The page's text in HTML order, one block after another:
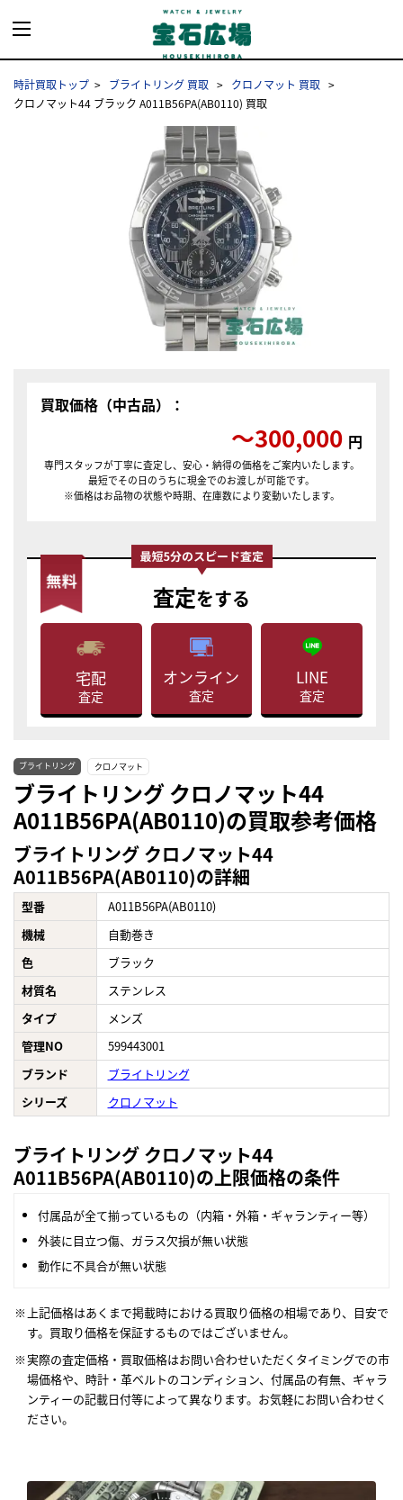
時計買取トップ ブライトリング 買取
クロノマット 買取
クロノマット44 ブラック A011B56PA(AB0110) 買取
買取価格（中古品）：
〜300,000 円
専門スタッフが丁寧に査定し、安心・納得の価格をご案内いたします。
最短でその日のうちに現金でのお渡しが可能です。
※価格はお品物の状態や時期、在庫数により変動いたします。
査定をする
宅配
査定
オンライン
査定
LINE
査定
ブライトリング クロノマット
ブライトリング クロノマット44
A011B56PA(AB0110)の買取参考価格
ブライトリング クロノマット44
A011B56PA(AB0110)の詳細
型番
A011B56PA(AB0110)
機械
自動巻き
色
ブラック
材質名
ステンレス
タイプ
メンズ
管理NO
599443001
ブランド
ブライトリング
シリーズ
クロノマット
ブライトリング クロノマット44
A011B56PA(AB0110)の上限価格の条件
付属品が全て揃っているもの（内箱・外箱・ギャランティー等）
外装に目立つ傷、ガラス欠損が無い状態
動作に不具合が無い状態
上記価格はあくまで掲載時における買取り価格の相場であり、目安で
す。買取り価格を保証するものではございません。
実際の査定価格・買取価格はお問い合わせいただくタイミングでの市
場価格や、時計・革ベルトのコンディション、付属品の有無、ギャラ
ンティーの記載日付等によって異なります。お気軽にお問い合わせく
ださい。